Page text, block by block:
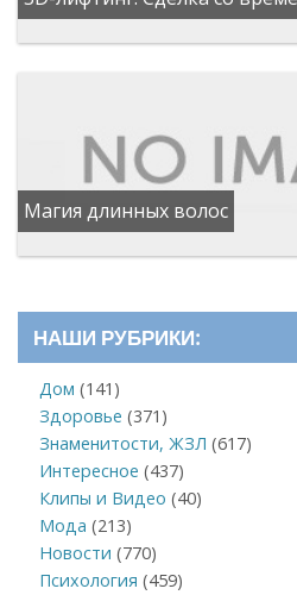
Магия длинных волос
НАШИ РУБРИКИ:
Дом (141)
Здоровье (371)
Знаменитости, ЖЗЛ (617)
Интересное (437)
Клипы и Видео (40)
Мода (213)
Новости (770)
Психология (459)